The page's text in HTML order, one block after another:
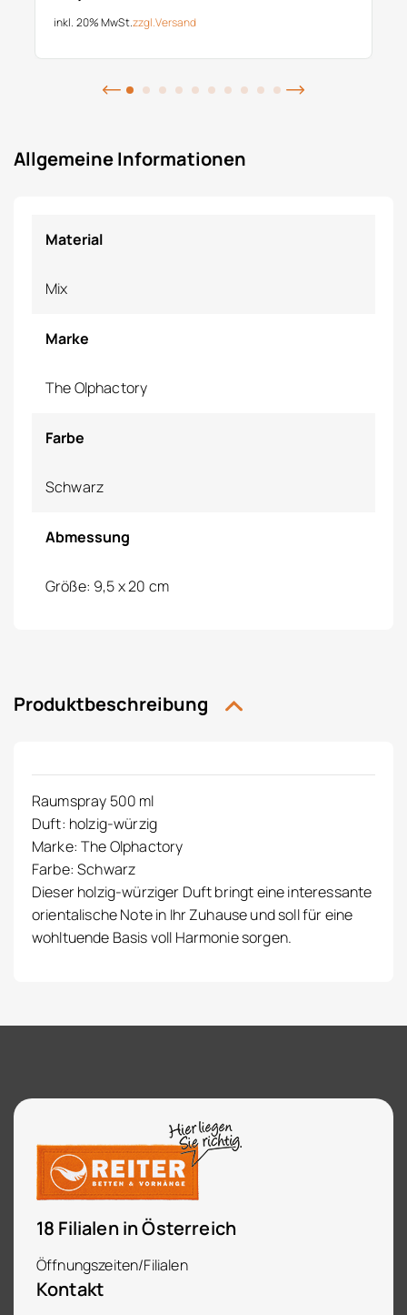
inkl. 20% MwSt.zzgl.Versand
Allgemeine Informationen
Material
Mix
Marke
The Olphactory
Farbe
Schwarz
Abmessung
Größe: 9,5 x 20 cm
Produktbeschreibung
Raumspray 500 ml
Duft: holzig-würzig
Marke: The Olphactory
Farbe: Schwarz
Dieser holzig-würziger Duft bringt eine interessante
orientalische Note in Ihr Zuhause und soll für eine
wohltuende Basis voll Harmonie sorgen.
18 Filialen in Österreich
Öffnungszeiten/Filialen
Kontakt